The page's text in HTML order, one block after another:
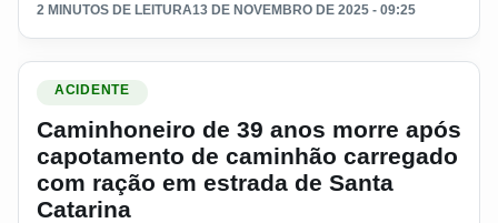
2 MINUTOS DE LEITURA13 DE NOVEMBRO DE 2025 - 09:25
Ler materia: Caminhoneiro de 39 anos morre após
ACIDENTE
Caminhoneiro de 39 anos morre após
capotamento de caminhão carregado
com ração em estrada de Santa
Catarina